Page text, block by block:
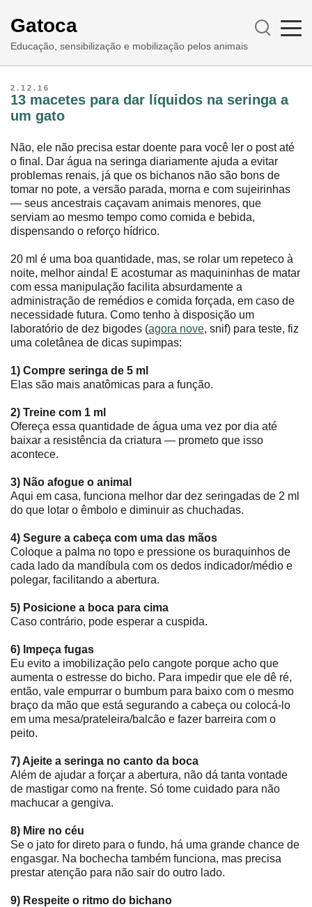
Gatoca
Educação, sensibilização e mobilização pelos animais
2.12.16
13 macetes para dar líquidos na seringa a
um gato
Não, ele não precisa estar doente para você ler o post até
o final. Dar água na seringa diariamente ajuda a evitar
problemas renais, já que os bichanos não são bons de
tomar no pote, a versão parada, morna e com sujeirinhas
― seus ancestrais caçavam animais menores, que
serviam ao mesmo tempo como comida e bebida,
dispensando o reforço hídrico.
20 ml é uma boa quantidade, mas, se rolar um repeteco à
noite, melhor ainda! E acostumar as maquininhas de matar
com essa manipulação facilita absurdamente a
administração de remédios e comida forçada, em caso de
necessidade futura. Como tenho à disposição um
laboratório de dez bigodes (agora nove, snif) para teste, fiz
uma coletânea de dicas supimpas:
1) Compre seringa de 5 ml
Elas são mais anatômicas para a função.
2) Treine com 1 ml
Ofereça essa quantidade de água uma vez por dia até
baixar a resistência da criatura ― prometo que isso
acontece.
3) Não afogue o animal
Aqui em casa, funciona melhor dar dez seringadas de 2 ml
do que lotar o êmbolo e diminuir as chuchadas.
4) Segure a cabeça com uma das mãos
Coloque a palma no topo e pressione os buraquinhos de
cada lado da mandíbula com os dedos indicador/médio e
polegar, facilitando a abertura.
5) Posicione a boca para cima
Caso contrário, pode esperar a cuspida.
6) Impeça fugas
Eu evito a imobilização pelo cangote porque acho que
aumenta o estresse do bicho. Para impedir que ele dê ré,
então, vale empurrar o bumbum para baixo com o mesmo
braço da mão que está segurando a cabeça ou colocá-lo
em uma mesa/prateleira/balcão e fazer barreira com o
peito.
7) Ajeite a seringa no canto da boca
Além de ajudar a forçar a abertura, não dá tanta vontade
de mastigar como na frente. Só tome cuidado para não
machucar a gengiva.
8) Mire no céu
Se o jato for direto para o fundo, há uma grande chance de
engasgar. Na bochecha também funciona, mas precisa
prestar atenção para não sair do outro lado.
9) Respeite o ritmo do bichano